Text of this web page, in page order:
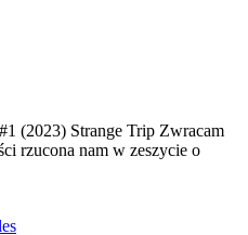
(2023) Strange Trip Zwracam
rzucona nam w zeszycie o